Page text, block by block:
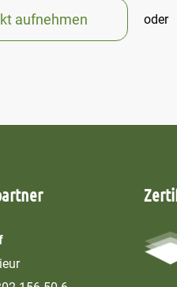
aufnehmen oder